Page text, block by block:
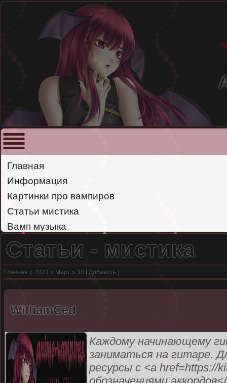
Главная
Информация
Картинки про вампиров
Статьи мистика
Вамп музыка
Статьи - мистика
Главная » 2023 » Март » 30 [ Добавить ]
WilliamCed
Каждому начинающему
заниматься на гитаре.
ресурсы с <a href=https://